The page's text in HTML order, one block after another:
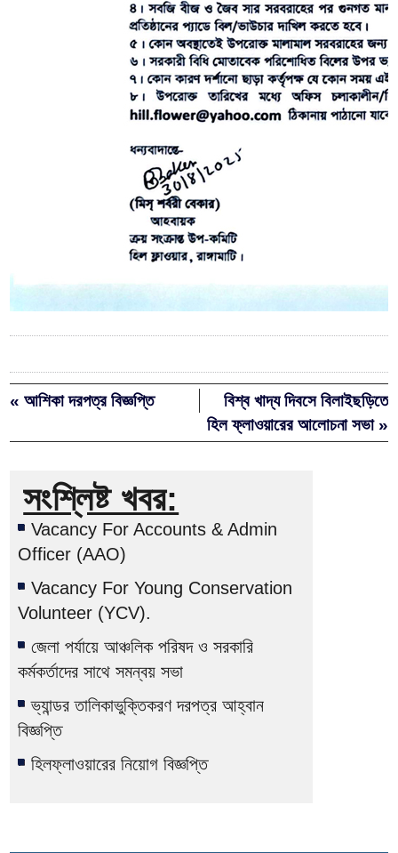
« আশিকা দরপত্র বিজ্ঞপ্তি
বিশ্ব খাদ্য দিবসে বিলাইছড়িতে
হিল ফ্লাওয়ারের আলোচনা সভা »
সংশ্লিষ্ট খবর:
Vacancy For Accounts & Admin
Officer (AAO)
Vacancy For Young Conservation
Volunteer (YCV).
জেলা পর্যায়ে আঞ্চলিক পরিষদ ও সরকারি
কর্মকর্তাদের সাথে সমন্বয় সভা
ভ্যান্ডর তালিকাভুক্তিকরণ দরপত্র আহ্বান
বিজ্ঞপ্তি
হিলফ্লাওয়ারের নিয়োগ বিজ্ঞপ্তি